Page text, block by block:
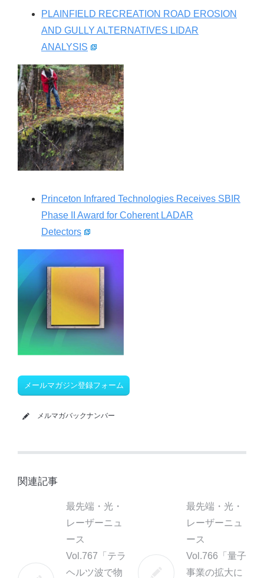
PLAINFIELD RECREATION ROAD EROSION
AND GULLY ALTERNATIVES LIDAR
ANALYSIS
Princeton Infrared Technologies Receives SBIR
Phase II Award for Coherent LADAR
Detectors
メールマガジン登録フォーム
メルマガバックナンバー
関連記事
最先端・光・
レーザーニュ
ース
Vol.767「テラ
ヘルツ波で物
最先端・光・
レーザーニュ
ース
Vol.766「量子
事業の拡大に